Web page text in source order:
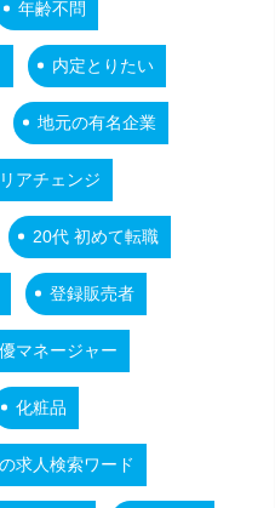
年齢不問
内定とりたい
地元の有名企業
アチェンジ
20代 初めて転職
登録販売者
マネージャー
化粧品
求人検索ワード